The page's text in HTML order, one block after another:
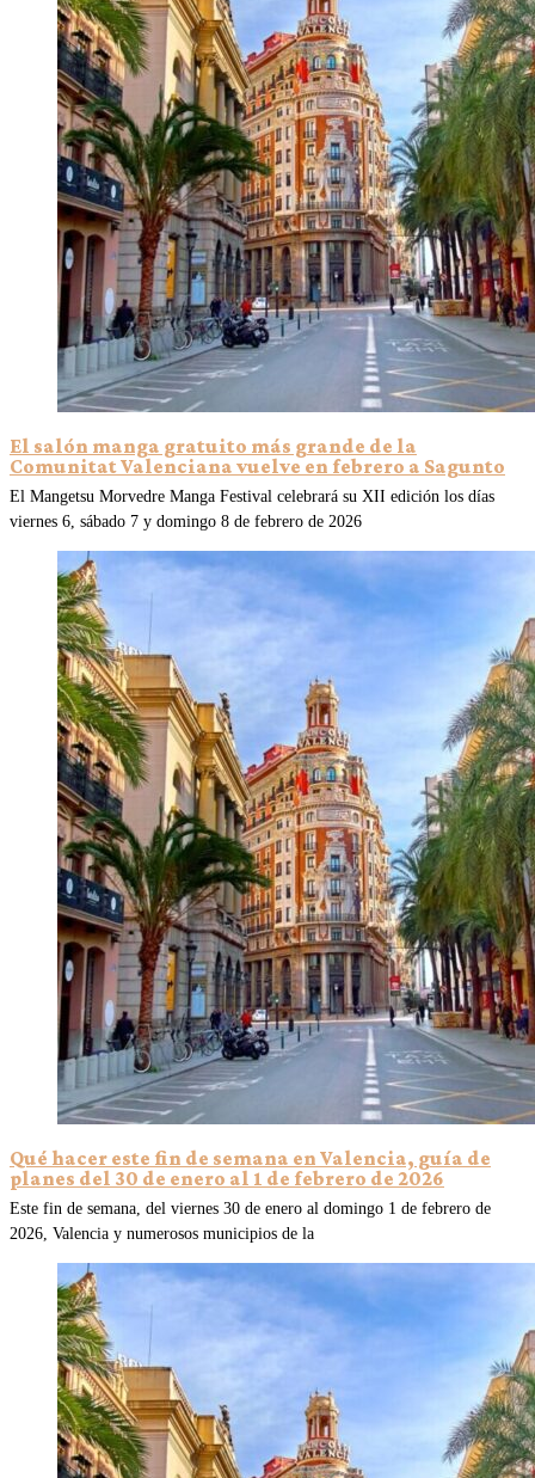
El salón manga gratuito más grande de la
Comunitat Valenciana vuelve en febrero a Sagunto
El Mangetsu Morvedre Manga Festival celebrará su XII edición los días
viernes 6, sábado 7 y domingo 8 de febrero de 2026
Qué hacer este fin de semana en Valencia, guía de
planes del 30 de enero al 1 de febrero de 2026
Este fin de semana, del viernes 30 de enero al domingo 1 de febrero de
2026, Valencia y numerosos municipios de la